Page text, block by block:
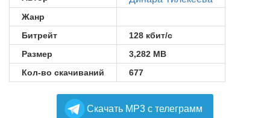
Жанр
Битрейт
128 кбит/с
Размер
3,282 MB
Кол-во скачиваний
677
Cкачать MP3 с телеграмм